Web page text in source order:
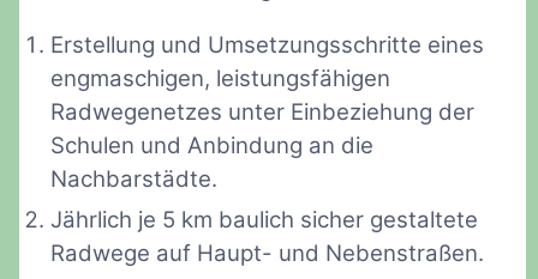
Erstellung und Umsetzungsschritte eines
engmaschigen, leistungsfähigen
Radwegenetzes unter Einbeziehung der
Schulen und Anbindung an die
Nachbarstädte.
Jährlich je 5 km baulich sicher gestaltete
Radwege auf Haupt- und Nebenstraßen.